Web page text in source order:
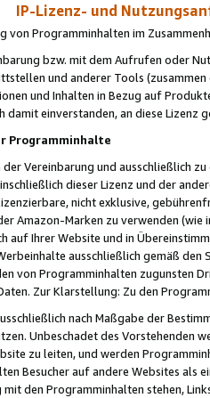
IP-Lizenz- und
von Programminhalten im
bzw. mit dem Aufrufen oder
und anderer Tools (zusammen
und Inhalten in Bezug auf
damit einverstanden, an diese Lizenz
Programminhalte
Vereinbarung und ausschließlich
dieser Lizenz und der
nicht exklusive,
Amazon-Marken zu verwenden
auf Ihrer Website und in
ausschließlich gemäß
von Programminhalten zugunsten
Zur Klarstellung: Zu den
nach Maßgabe der
Unbeschadet des Vorstehenden
zu leiten, und werden
Besucher auf andere Websites als
den Programminhalten stehen,